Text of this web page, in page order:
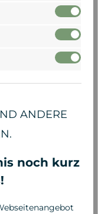
150 ml
€* / 1 Liter
€*
ANDERE
noch kurz